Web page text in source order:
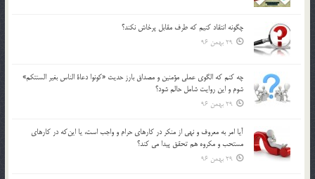
چگونه انتقاد كنيم كه طرف مقابل پرخاش نكند؟
29 بهمن 96
چه كنم كه الگوي عملي مؤمنين و مصداق بارز حديث «كونوا دعاة الناس بغير السنتكم»
شوم و اين روايت شامل حالم شود؟
29 بهمن 96
آيا امر به معروف و نهي از منكر در كارهاي حرام و واجب است، يا اين‌كه در كارهاي
مستحب و مكروه هم تحقق پيدا مي كند؟
29 بهمن 96